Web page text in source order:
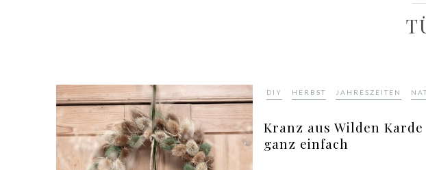
DIY HERBST JAHRESZEITEN
Kranz aus Wilden
ganz einfach